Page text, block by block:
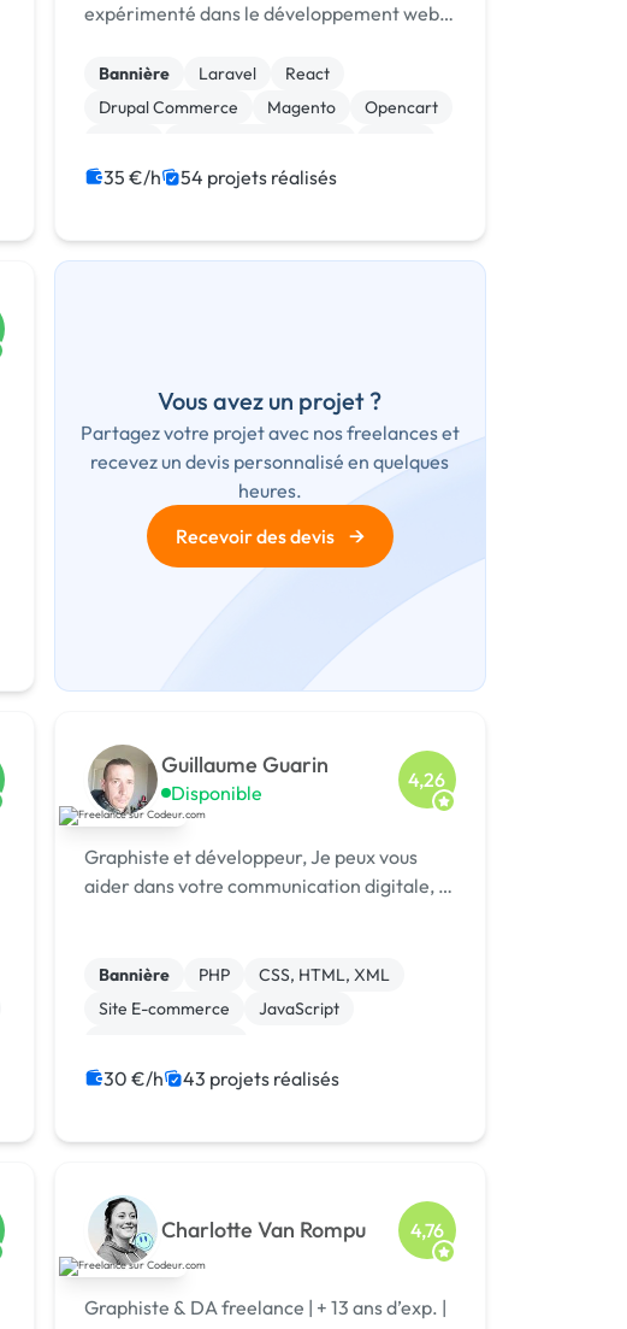
expérimenté dans le développement web
CSS3, jQuery, NodeJs, RectJs, React
Native, NextJS, Prisma... et CMS comme
Bannière Laravel
React
Drupal Commerce
Magento
Opencart
Joomla
35 €/h 54 projets réalisés
Vous avez un projet ?
Partagez votre projet avec nos freelances et
recevez un devis personnalisé en quelques
heures.
Recevoir des devis
→
Guillaume Guarin
Disponible
4,26
Graphiste et développeur, Je peux vous
aider dans votre communication digitale, …
Bannière PHP
CSS, HTML, XML
Site E-commerce
JavaScript
Création de site internet
Logo
30 €/h 43 projets réalisés
Charlotte Van Rompu 4,76
Graphiste & DA freelance | + 13 ans d’exp. |